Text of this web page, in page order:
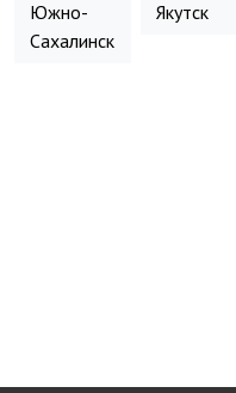
Южно-
Сахалинск
Якутск